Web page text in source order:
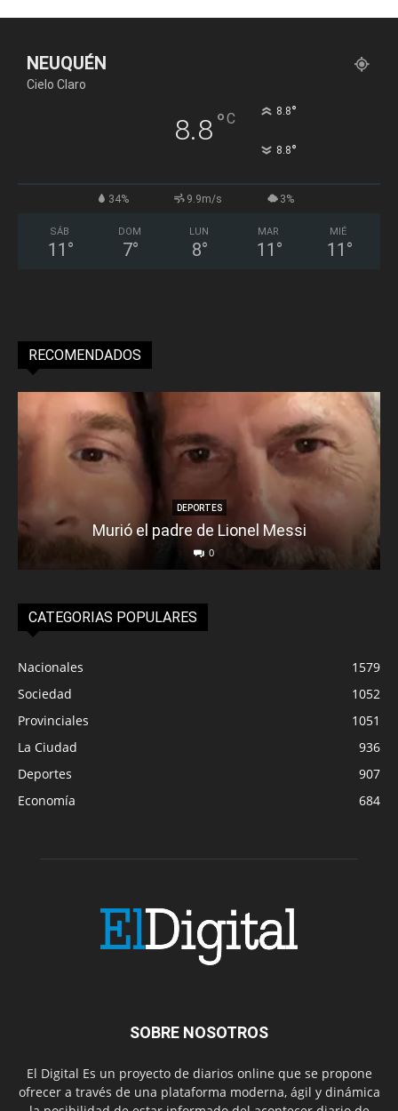
NEUQUÉN
Cielo Claro
8.8°C 8.8°
8.8°
34% 9.9m/s 3%
SÁB
11 °
DOM
7°
LUN
8°
MAR
11 °
MIÉ
11 °
RECOMENDADOS
DEPORTES
Murió el padre de Lionel Messi
0
CATEGORIAS POPULARES
Nacionales
1579
Sociedad
1052
Provinciales
1051
La Ciudad
936
Deportes
907
Economía
684
SOBRE NOSOTROS
El Digital Es un proyecto de diarios online que se propone
ofrecer a través de una plataforma moderna, ágil y dinámica